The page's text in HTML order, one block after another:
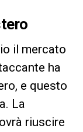
il mercato
ha
e questo
La
riuscire